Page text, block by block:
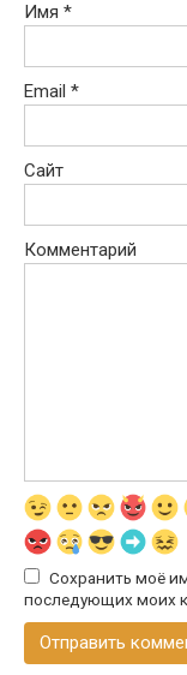
Имя *
Email *
Сайт
Комментарий
Сохранить моё
последующих моих